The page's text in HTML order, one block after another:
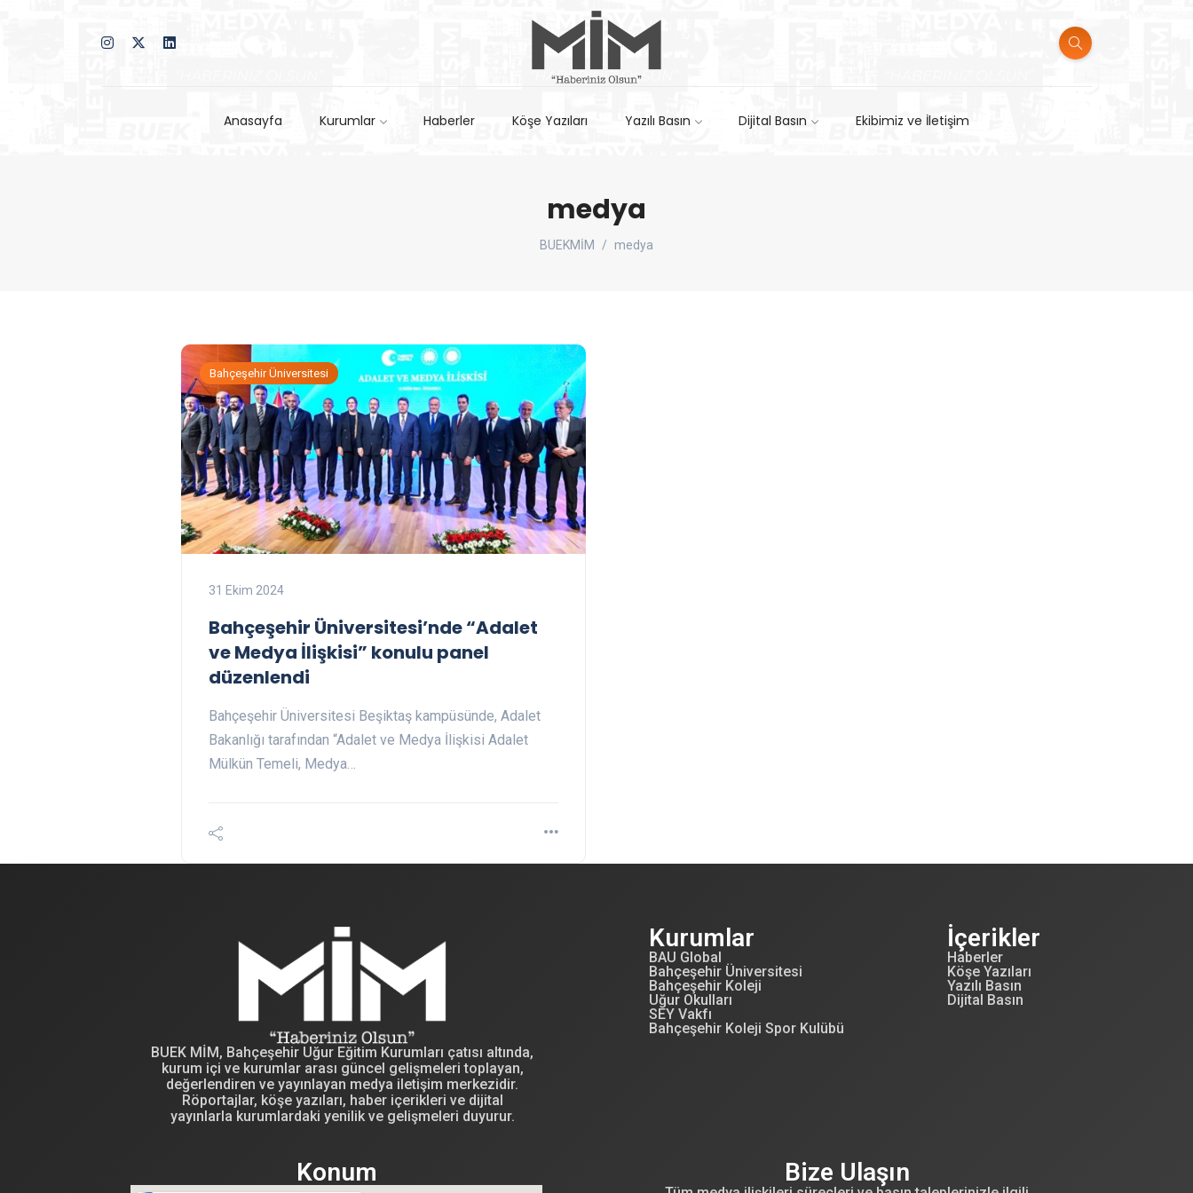
Anasayfa Kurumlar Haberler Köşe Yazıları Yazılı Basın Dijital Basın Ekibimiz ve İletişim
medya
BUEKMİM medya
Bahçeşehir Üniversitesi
31 Ekim 2024
Bahçeşehir Üniversitesi’nde “Adalet
ve Medya İlişkisi” konulu panel
düzenlendi
Bahçeşehir Üniversitesi Beşiktaş kampüsünde, Adalet
Bakanlığı tarafından “Adalet ve Medya İlişkisi Adalet
Mülkün Temeli, Medya…
BUEK MİM, Bahçeşehir Uğur Eğitim Kurumları çatısı altında,
kurum içi ve kurumlar arası güncel gelişmeleri toplayan,
değerlendiren ve yayınlayan medya iletişim merkezidir.
Röportajlar, köşe yazıları, haber içerikleri ve dijital
yayınlarla kurumlardaki yenilik ve gelişmeleri duyurur.
Kurumlar
BAU Global
Bahçeşehir Üniversitesi
Bahçeşehir Koleji
Uğur Okulları
SEY Vakfı
Bahçeşehir Koleji Spor Kulübü
İçerikler
Haberler
Köşe Yazıları
Yazılı Basın
Dijital Basın
Konum Bize Ulaşın